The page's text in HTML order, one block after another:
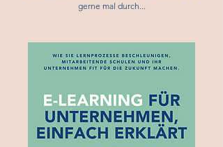
gerne mal durch...